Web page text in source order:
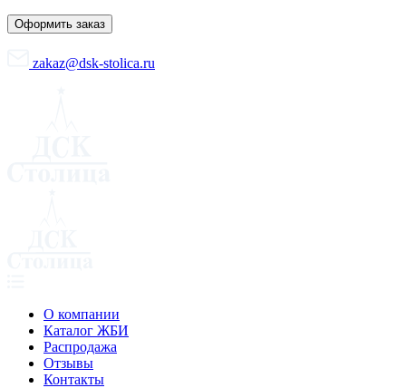
Оформить заказ
zakaz@dsk-stolica.ru
О компании
Каталог ЖБИ
Распродажа
Отзывы
Контакты